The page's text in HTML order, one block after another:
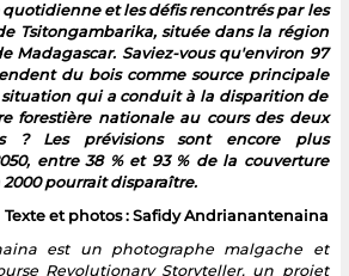
et les défis rencontrés par les
Tsitongambarika, située dans la région
Madagascar. Saviez-vous qu'environ 97
du bois comme source principale
qui a conduit à la disparition de
forestière nationale au cours des deux
? Les prévisions sont encore plus
entre 38 % et 93 % de la couverture
pourrait disparaître.
Texte et photos : Safidy Andrianantenaina
est un photographe malgache et
Revolutionary Storyteller, un projet